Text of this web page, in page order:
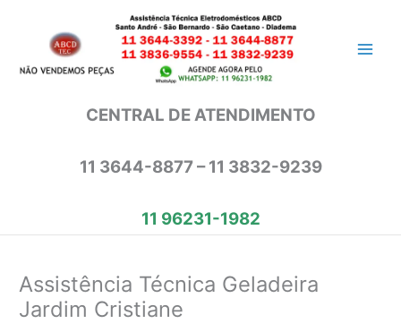
conteúdo
CENTRAL DE ATENDIMENTO
11 3644-8877 – 11 3832-9239
11 96231-1982
Assistência Técnica Geladeira
Jardim Cristiane